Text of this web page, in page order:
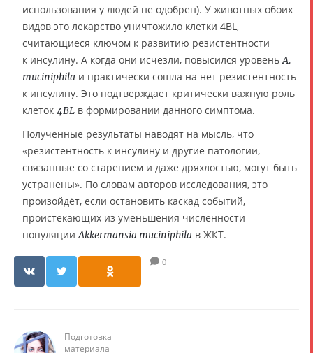
использования у людей не одобрен). У животных обоих
видов это лекарство уничтожило клетки 4BL,
считающиеся ключом к развитию резистентности
к инсулину. А когда они исчезли, повысился уровеньA.
muciniphila и практически сошла на нет резистентность
к инсулину. Это подтверждает критически важную роль
клеток 4BL в формировании данного симптома.
Полученные результаты наводят на мысль, что
«резистентность к инсулину и другие патологии,
связанные со старением и даже дряхлостью, могут быть
устранены». По словам авторов исследования, это
произойдёт, если остановить каскад событий,
проистекающих из уменьшения численности
популяцииAkkermansia muciniphila в ЖКТ.
0
Подготовка
материала